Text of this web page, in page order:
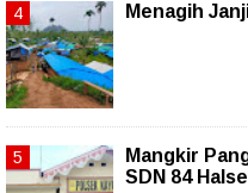
Menagih
Mangkir
SDN 84